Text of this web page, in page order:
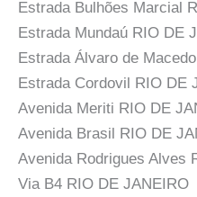
Estrada Bulhões Marcial
Estrada Mundaú RIO DE
Estrada Álvaro de
Estrada Cordovil RIO DE
Avenida Meriti RIO DE
Avenida Brasil RIO DE
Avenida Rodrigues Alves
Via B4 RIO DE JANEIRO